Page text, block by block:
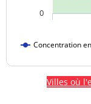
Concentration
0
Villes où